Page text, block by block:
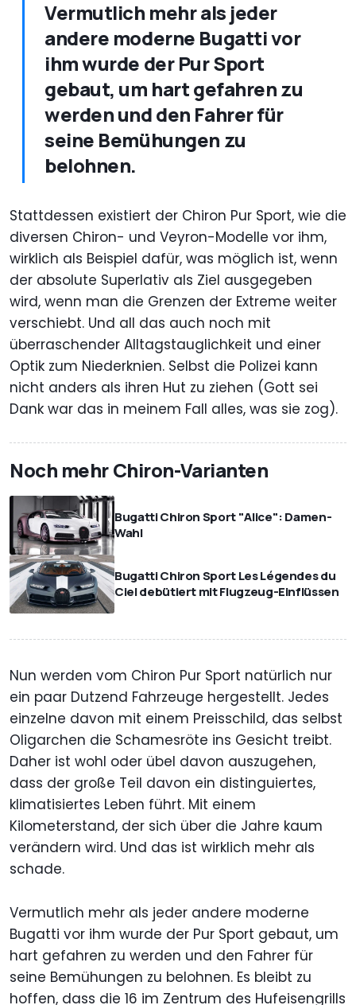
Vermutlich mehr als jeder
andere moderne Bugatti vor
ihm wurde der Pur Sport
gebaut, um hart gefahren zu
werden und den Fahrer für
seine Bemühungen zu
belohnen.
Stattdessen existiert der Chiron Pur Sport, wie die
diversen Chiron- und Veyron-Modelle vor ihm,
wirklich als Beispiel dafür, was möglich ist, wenn
der absolute Superlativ als Ziel ausgegeben
wird, wenn man die Grenzen der Extreme weiter
verschiebt. Und all das auch noch mit
überraschender Alltagstauglichkeit und einer
Optik zum Niederknien. Selbst die Polizei kann
nicht anders als ihren Hut zu ziehen (Gott sei
Dank war das in meinem Fall alles, was sie zog).
Noch mehr Chiron-Varianten
Bugatti Chiron Sport "Alice": Damen-
Wahl
Bugatti Chiron Sport Les Légendes du
Ciel debütiert mit Flugzeug-Einflüssen
Nun werden vom Chiron Pur Sport natürlich nur
ein paar Dutzend Fahrzeuge hergestellt. Jedes
einzelne davon mit einem Preisschild, das selbst
Oligarchen die Schamesröte ins Gesicht treibt.
Daher ist wohl oder übel davon auszugehen,
dass der große Teil davon ein distinguiertes,
klimatisiertes Leben führt. Mit einem
Kilometerstand, der sich über die Jahre kaum
verändern wird. Und das ist wirklich mehr als
schade.
Vermutlich mehr als jeder andere moderne
Bugatti vor ihm wurde der Pur Sport gebaut, um
hart gefahren zu werden und den Fahrer für
seine Bemühungen zu belohnen. Es bleibt zu
hoffen, dass die 16 im Zentrum des Hufeisengrills